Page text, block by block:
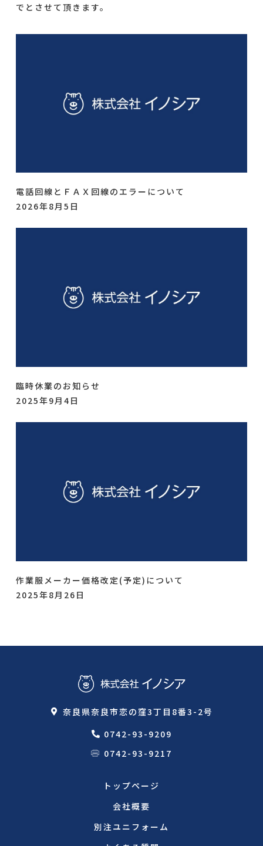
でとさせて頂きます。
電話回線とＦＡＸ回線のエラーについて
2026年8月5日
臨時休業のお知らせ
2025年9月4日
作業服メーカー価格改定(予定)について
2025年8月26日
奈良県奈良市恋の窪3丁目8番3-2号
0742-93-9209
0742-93-9217
トップページ
会社概要
別注ユニフォーム